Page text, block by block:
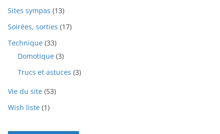
Sites sympas (13)
Soirées, sorties (17)
Technique (33)
Domotique (3)
Trucs et astuces (3)
Vie du site (53)
Wish liste (1)